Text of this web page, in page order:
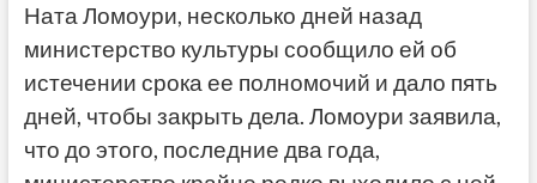
Ната Ломоури, несколько дней назад
министерство культуры сообщило ей об
истечении срока ее полномочий и дало пять
дней, чтобы закрыть дела. Ломоури заявила,
что до этого, последние два года,